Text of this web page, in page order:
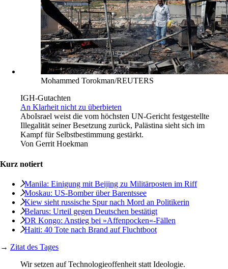
Mohammed Torokman/REUTERS
IGH-Gutachten
An Klarheit nicht zu überbieten
AboIsrael weist die vom höchsten UN-Gericht festgestellte
Illegalität seiner Besetzung zurück, Palästina sieht sich im
Kampf für Selbstbestimmung gestärkt.
Von Gerrit Hoekman
Kurz notiert
Manila: Einigung mit Beijing zu Militärposten im Riff
Moskau: US-Bomber über Barentssee
Kiew sieht russische Spur nach Mord an Politikerin
Belarus: Urteil gegen Deutschen bestätigt
DR Kongo: Anstieg bei »Affenpocken«-Fällen
Haiti: 40 Tote nach Brand auf Fluchtboot
→ Zitat des Tages
Wir setzen auf Technologieoffenheit statt Ideologie.